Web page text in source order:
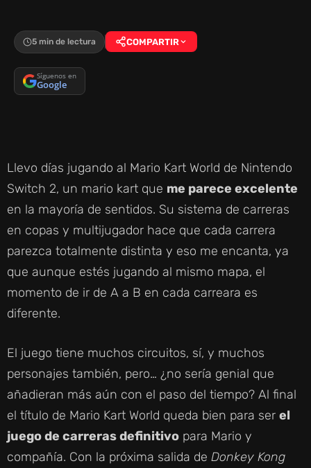
5 min de lectura COMPARTIR
Síguenos en
Google
Llevo días jugando al Mario Kart World de Nintendo
Switch 2, un mario kart que me parece excelente
en la mayoría de sentidos. Su sistema de carreras
en copas y multijugador hace que cada carrera
parezca totalmente distinta y eso me encanta, ya
que aunque estés jugando al mismo mapa, el
momento de ir de A a B en cada carreara es
diferente.
El juego tiene muchos circuitos, sí, y muchos
personajes también, pero… ¿no sería genial que
añadieran más aún con el paso del tiempo? Al final
el título de Mario Kart World queda bien para ser el
juego de carreras definitivo para Mario y
compañía. Con la próxima salida de Donkey Kong